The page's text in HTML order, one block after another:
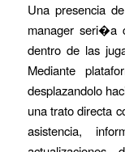
Una presencia
manager seri�a
dentro de las
Mediante
desplazandolo
una trato directa
asistencia,